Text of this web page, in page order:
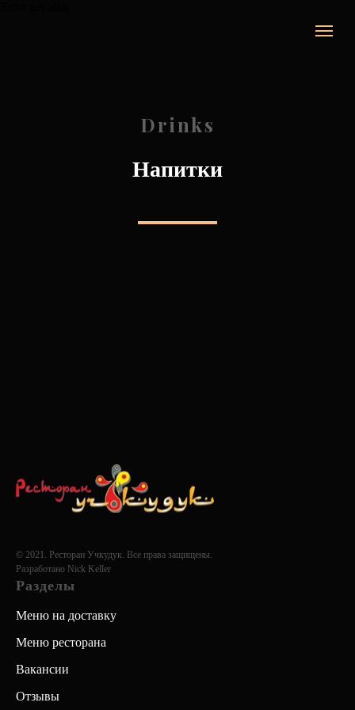
Drinks
Напитки
© 2021. Ресторан Учкудук. Все права защищены.
Разработано Nick Keller
Разделы
Меню на доставку
Меню ресторана
Вакансии
Отзывы